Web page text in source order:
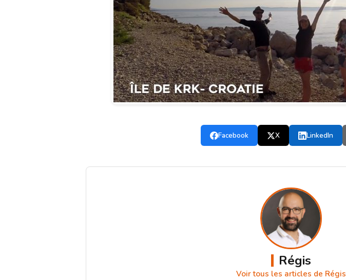
Facebook X LinkedIn
Régis
Voir tous les articles de Régis